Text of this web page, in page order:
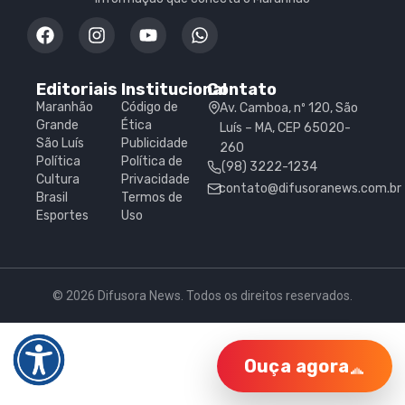
Editoriais
Maranhão
Grande
São Luís
Política
Cultura
Brasil
Esportes
Institucional
Código de
Ética
Publicidade
Política de
Privacidade
Termos de
Uso
Contato
Av. Camboa, nº 120, São
Luís – MA, CEP 65020-
260
(98) 3222-1234
contato@difusoranews.com.br
© 2026 Difusora News. Todos os direitos reservados.
Ouça agora